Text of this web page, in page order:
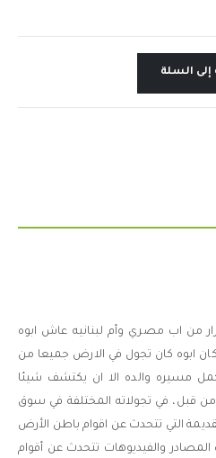
إلى السلة
من اب مصري وأم لبنانيه عاش ابوه
ابوه كان تجول في الارض جميعا من
مسيره والده الا ان يكتشف شيئا
قبل، في تجولاته المختلفة في سوق
التي تتحدث عن اقوام باطن الأرض
المصادر والفيديوهات تتحدث عن أقوام